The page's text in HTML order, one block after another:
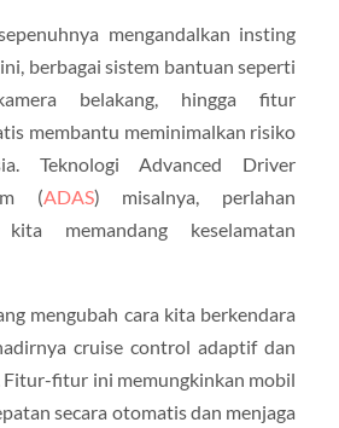
mengandalkan insting
berbagai sistem bantuan seperti
belakang, hingga fitur
membantu meminimalkan risiko
Teknologi Advanced Driver
(ADAS) misalnya, perlahan
memandang keselamatan
mengubah cara kita berkendara
cruise control adaptif dan
Fitur-fitur ini memungkinkan mobil
secara otomatis dan menjaga